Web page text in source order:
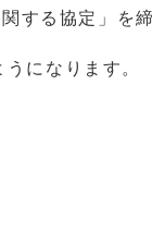
する協定」を締
になります。